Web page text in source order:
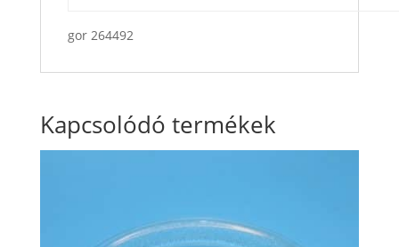
gor 264492
Kapcsolódó termékek